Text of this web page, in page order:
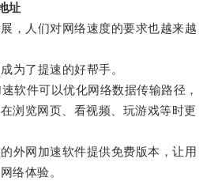
址
人们对网络速度的要求也越来越
了提速的好帮手。
件可以优化网络数据传输路径，
浏览网页、看视频、玩游戏等时更
网加速软件提供免费版本，让用
络体验。